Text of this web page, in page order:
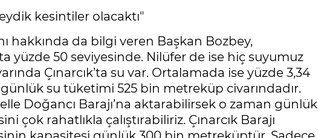
kesintiler olacaktı"
hakkında da bilgi veren Başkan Bozbey,
yüzde 50 seviyesinde. Nilüfer de ise hiç suyumuz
Çınarcık’ta su var. Ortalamada ise yüzde 3,34
günlük su tüketimi 525 bin metreküp civarındadır.
Doğancı Barajı’na aktarabilirsek o zaman günlük
çok rahatlıkla çalıştırabiliriz. Çınarcık Barajı